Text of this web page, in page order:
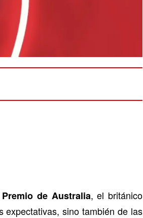
de Australia, el británico
expectativas, sino también de las